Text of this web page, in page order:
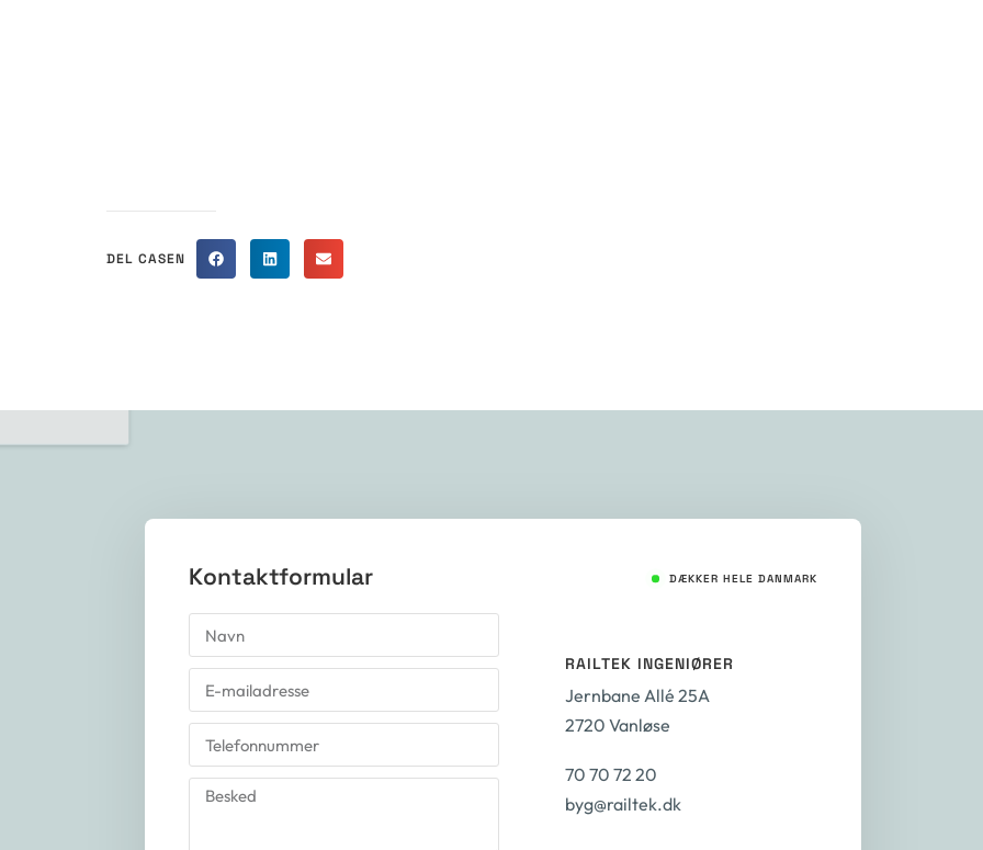
DEL CASEN
Kontaktformular DÆKKER HELE DANMARK
RAILTEK INGENIØRER
Jernbane Allé 25A
2720 Vanløse
70 70 72 20
byg@railtek.dk